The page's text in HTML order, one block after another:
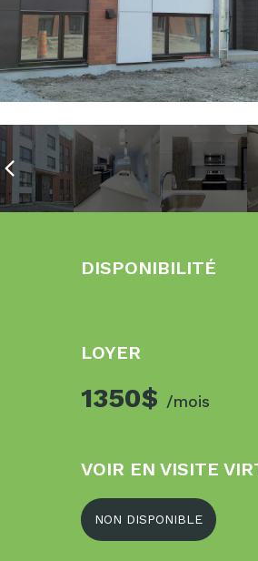
DISPONIBILITÉ
LOYER
1350$ /mois
VOIR EN VISITE
NON DISPONIBLE